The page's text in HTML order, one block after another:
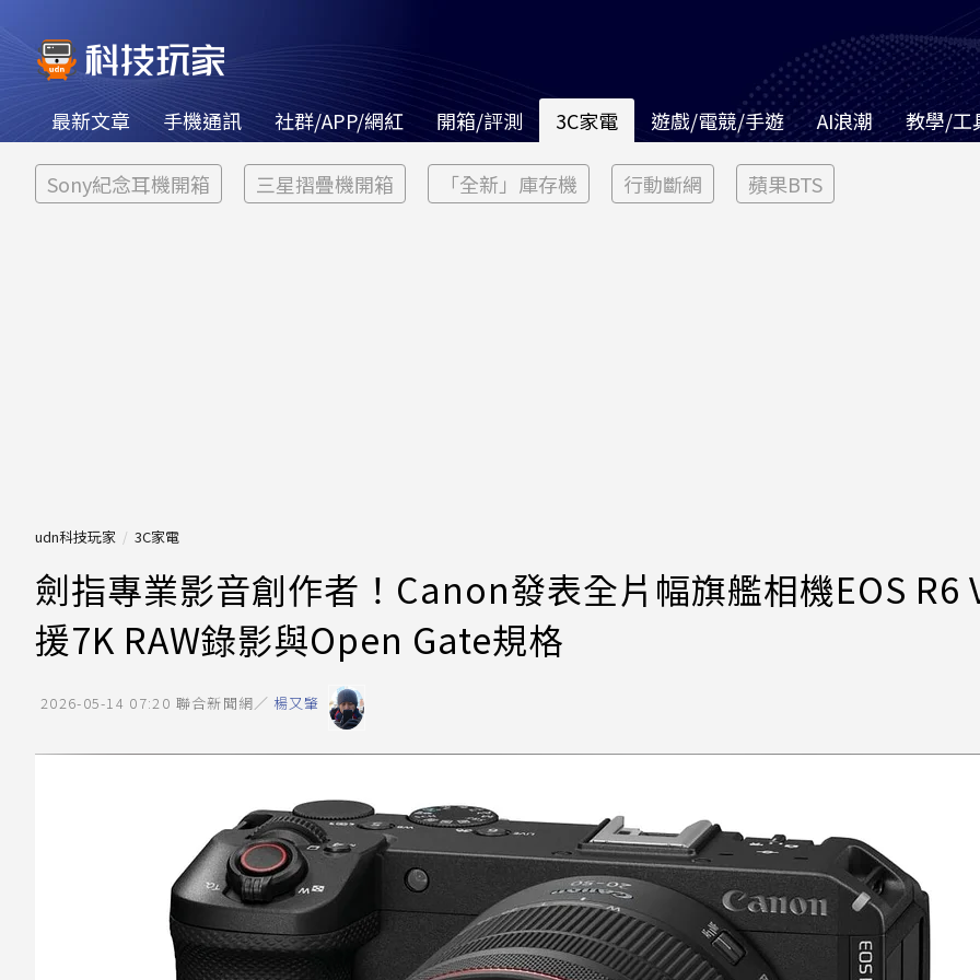
最新文章 手機通訊 社群/APP/網紅 開箱/評測 3C家電 遊戲/電競/手遊 AI浪潮 教學/工
Sony紀念耳機開箱 三星摺疊機開箱 「全新」庫存機 行動斷網 蘋果BTS
udn科技玩家 3C家電
劍指專業影音創作者！Canon發表全片幅旗艦相機EOS R6
援7K RAW錄影與Open Gate規格
2026-05-14 07:20 聯合新聞網／ 楊又肇